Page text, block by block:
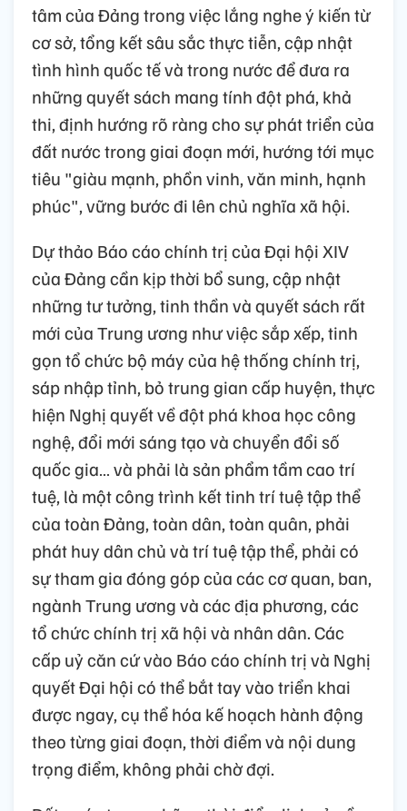
tâm của Đảng trong việc lắng nghe ý kiến từ
cơ sở, tổng kết sâu sắc thực tiễn, cập nhật
tình hình quốc tế và trong nước để đưa ra
những quyết sách mang tính đột phá, khả
thi, định hướng rõ ràng cho sự phát triển của
đất nước trong giai đoạn mới, hướng tới mục
tiêu "giàu mạnh, phồn vinh, văn minh, hạnh
phúc", vững bước đi lên chủ nghĩa xã hội.
Dự thảo Báo cáo chính trị của Đại hội XIV
của Đảng cần kịp thời bổ sung, cập nhật
những tư tưởng, tinh thần và quyết sách rất
mới của Trung ương như việc sắp xếp, tinh
gọn tổ chức bộ máy của hệ thống chính trị,
sáp nhập tỉnh, bỏ trung gian cấp huyện, thực
hiện Nghị quyết về đột phá khoa học công
nghệ, đổi mới sáng tạo và chuyển đổi số
quốc gia… và phải là sản phẩm tầm cao trí
tuệ, là một công trình kết tinh trí tuệ tập thể
của toàn Đảng, toàn dân, toàn quân, phải
phát huy dân chủ và trí tuệ tập thể, phải có
sự tham gia đóng góp của các cơ quan, ban,
ngành Trung ương và các địa phương, các
tổ chức chính trị xã hội và nhân dân. Các
cấp uỷ căn cứ vào Báo cáo chính trị và Nghị
quyết Đại hội có thể bắt tay vào triển khai
được ngay, cụ thể hóa kế hoạch hành động
theo từng giai đoạn, thời điểm và nội dung
trọng điểm, không phải chờ đợi.